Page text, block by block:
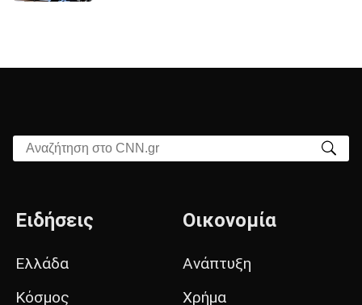
Αναζήτηση στο CNN.gr
Ειδήσεις
Ελλάδα
Κόσμος
Οικονομία
Ανάπτυξη
Χρήμα